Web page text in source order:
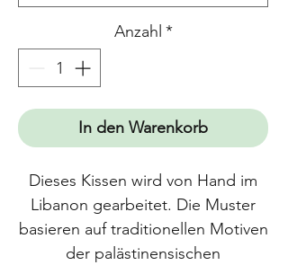
Anzahl *
In den Warenkorb
Dieses Kissen wird von Hand im
Libanon gearbeitet. Die Muster
basieren auf traditionellen Motiven
der palästinensischen